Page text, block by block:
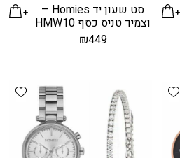
סט שעון יד Homies –
וצמיד טניס כסף HMW10
₪449
Add wishlist